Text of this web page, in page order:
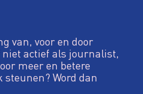
van, voor en door
actief als journalist,
meer en betere
Word dan